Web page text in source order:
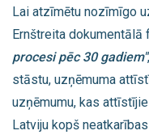
Lai atzīmētu nozīmīgo
Ernštreita dokumentālā
procesi pēc 30 gadiem"
stāstu, uzņēmuma
uzņēmumu, kas
Latviju kopš